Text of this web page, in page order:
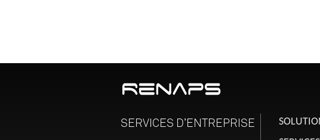
SERVICES D’ENTREPRISE